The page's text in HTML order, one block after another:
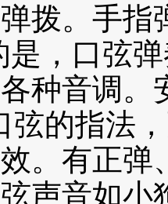
拨。手指
是，口弦
种音调。
弦的指法
。有正弹
声音如小